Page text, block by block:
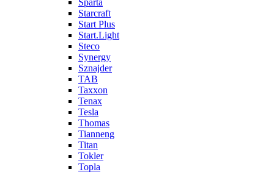
Sparta
Starcraft
Start Plus
Start.Light
Steco
Synergy
Sznajder
TAB
Taxxon
Tenax
Tesla
Thomas
Tianneng
Titan
Tokler
Topla